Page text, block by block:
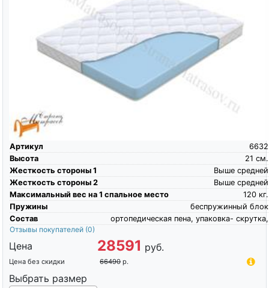
Артикул
6632
Высота
см.
21
Жесткость стороны 1
Выше средней
Жесткость стороны 2
Выше средней
Максимальный вес на 1 спальное место
кг.
120
Пружины
беспружинный блок
Состав
ортопедическая пена, упаковка- скрутка,
Отзывы покупателей (0)
Цена 28591 руб.
Цена без скидки 66490 р.
Выбрать размер